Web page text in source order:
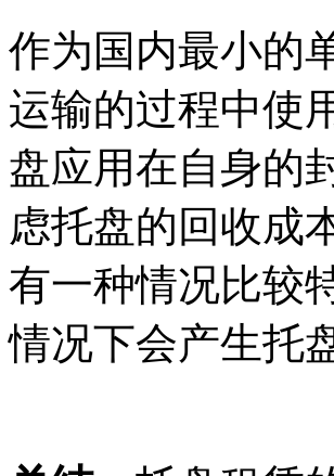
作为国内最小的
运输的过程中使
盘应用在自身的
虑托盘的回收成
有一种情况比较
情况下会产生托